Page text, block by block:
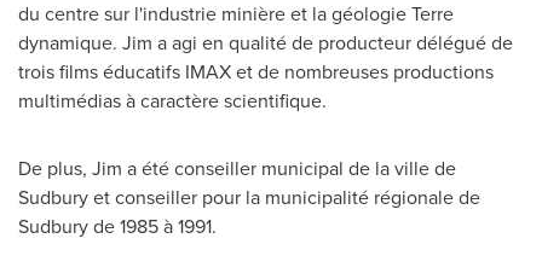
du centre sur l'industrie minière et la géologie Terre
dynamique. Jim a agi en qualité de producteur délégué de
trois films éducatifs IMAX et de nombreuses productions
multimédias à caractère scientifique.
De plus, Jim a été conseiller municipal de la ville de
Sudburyet conseiller pour la municipalité régionale de
Sudburyde 1985 à 1991.